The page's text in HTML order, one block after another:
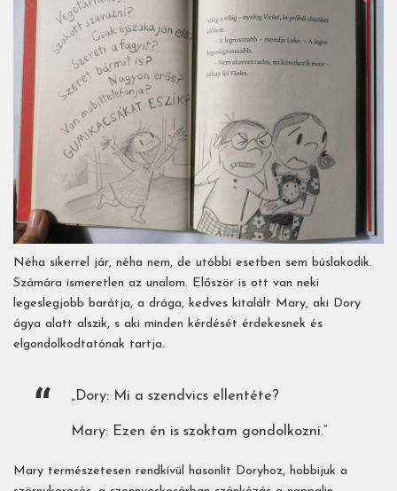
Néha sikerrel jár, néha nem, de utóbbi esetben sem búslakodik.
Számára ismeretlen az unalom. Először is ott van neki
legeslegjobb barátja, a drága, kedves kitalált Mary, aki Dory
ágya alatt alszik, s aki minden kérdését érdekesnek és
elgondolkodtatónak tartja.
„Dory: Mi a szendvics ellentéte?
Mary: Ezen én is szoktam gondolkozni.”
Mary természetesen rendkívül hasonlít Doryhoz, hobbijuk a